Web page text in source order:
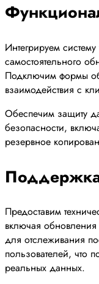
Интегрируем
самостоятельного
Подключим формы
взаимодействия с
Обеспечим защиту
безопасности,
резервное
Предоставим
включая
для отслеживания
пользователей, что
реальных данных.